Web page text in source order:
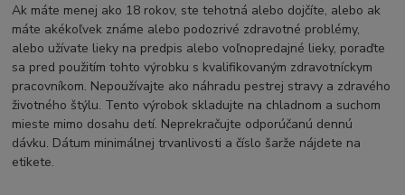
Ak máte menej ako 18 rokov, ste tehotná alebo dojčíte, alebo ak
máte akékoľvek známe alebo podozrivé zdravotné problémy,
alebo užívate lieky na predpis alebo voľnopredajné lieky, poraďte
sa pred použitím tohto výrobku s kvalifikovaným zdravotníckym
pracovníkom. Nepoužívajte ako náhradu pestrej stravy a zdravého
životného štýlu. Tento výrobok skladujte na chladnom a suchom
mieste mimo dosahu detí. Neprekračujte odporúčanú dennú
dávku. Dátum minimálnej trvanlivosti a číslo šarže nájdete na
etikete.